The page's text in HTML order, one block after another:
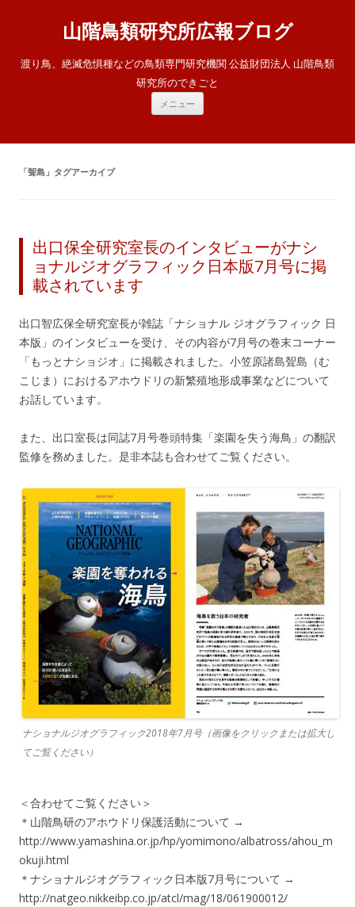
山階鳥類研究所広報ブログ
渡り鳥、絶滅危惧種などの鳥類専門研究機関 公益財団法人 山階鳥類
研究所のできごと
メニュー
ツ
「聟島 」タグアーカイブ
出口保全研究室長のインタビューがナシ
ョナルジオグラフィック日本版7月号に掲
載されています
出口智広保全研究室長が雑誌「ナショナル ジオグラフィック 日
本版」のインタビューを受け、その内容が7月号の巻末コーナー
「もっとナショジオ」に掲載されました。小笠原諸島聟島（む
こじま）におけるアホウドリの新繁殖地形成事業などについて
お話しています。
また、出口室長は同誌7月号巻頭特集「楽園を失う海鳥」の翻訳
監修を務めました。是非本誌も合わせてご覧ください。
ナショナルジオグラフィック2018年7月号（画像をクリックまたは拡大し
てご覧ください）
＜合わせてご覧ください＞
＊山階鳥研のアホウドリ保護活動について →
http://www.yamashina.or.jp/hp/yomimono/albatross/ahou_m
okuji.html
＊ナショナルジオグラフィック日本版7月号について →
http://natgeo.nikkeibp.co.jp/atcl/mag/18/061900012/